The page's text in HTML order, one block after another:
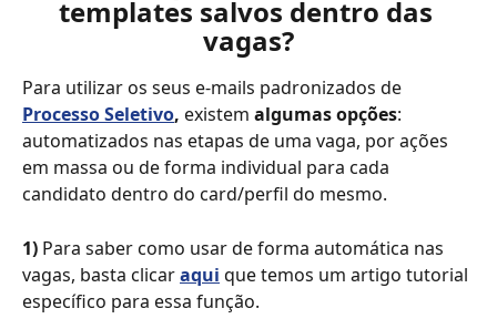
templates salvos dentro das
vagas?
Para utilizar os seus e-mails padronizados de
Processo Seletivo, existem algumas opções:
automatizados nas etapas de uma vaga, por ações
em massa ou de forma individual para cada
candidato dentro do card/perfil do mesmo.
1) Para saber como usar de forma automática nas
vagas, basta clicar aqui que temos um artigo tutorial
específico para essa função.